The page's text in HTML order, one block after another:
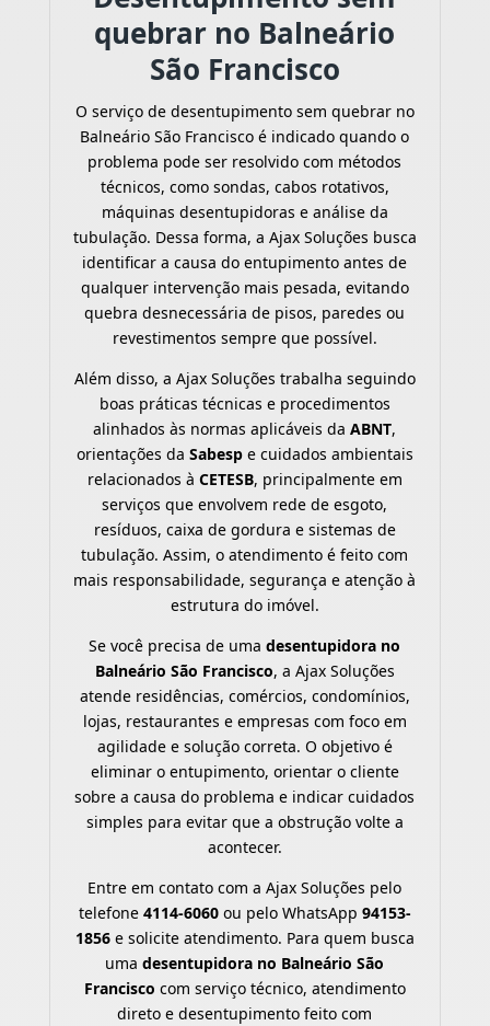
quebrar no Balneário
São Francisco
O serviço de desentupimento sem quebrar no
Balneário São Francisco é indicado quando o
problema pode ser resolvido com métodos
técnicos, como sondas, cabos rotativos,
máquinas desentupidoras e análise da
tubulação. Dessa forma, a Ajax Soluções busca
identificar a causa do entupimento antes de
qualquer intervenção mais pesada, evitando
quebra desnecessária de pisos, paredes ou
revestimentos sempre que possível.
Além disso, a Ajax Soluções trabalha seguindo
boas práticas técnicas e procedimentos
alinhados às normas aplicáveis daABNT,
orientações da Sabespe cuidados ambientais
relacionados à CETESB, principalmente em
serviços que envolvem rede de esgoto,
resíduos, caixa de gordura e sistemas de
tubulação. Assim, o atendimento é feito com
mais responsabilidade, segurança e atenção à
estrutura do imóvel.
Se você precisa de umadesentupidora no
Balneário São Francisco, a Ajax Soluções
atende residências, comércios, condomínios,
lojas, restaurantes e empresas com foco em
agilidade e solução correta. O objetivo é
eliminar o entupimento, orientar o cliente
sobre a causa do problema e indicar cuidados
simples para evitar que a obstrução volte a
acontecer.
Entre em contato com a Ajax Soluções pelo
telefone 4114-6060ou pelo WhatsApp 94153-
1856e solicite atendimento. Para quem busca
umadesentupidora no Balneário São
Francisco com serviço técnico, atendimento
direto e desentupimento feito com